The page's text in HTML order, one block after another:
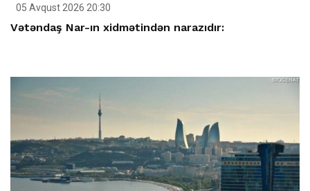
05 Avqust 2026 20:30
Vətəndaş Nar-ın xidmətindən narazıdır: